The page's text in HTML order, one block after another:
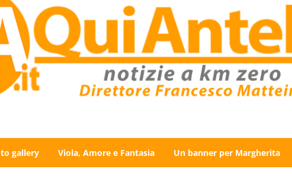
gallery Viola, Amore e Fantasia Un banner per Margherita